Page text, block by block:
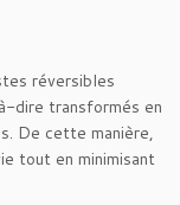
réversibles
dire transformés en
De cette manière,
tout en minimisant